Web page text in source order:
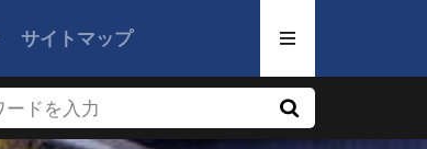
サイトマップ